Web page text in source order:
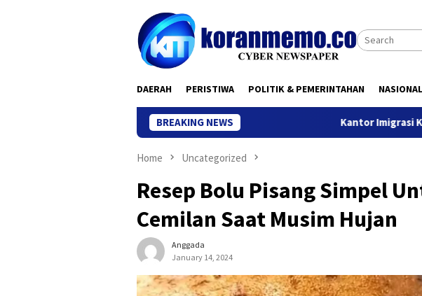
DAERAH PERISTIWA POLITIK & PEMERINTAHAN
BREAKING NEWS Kantor Imigrasi Kediri
Home Uncategorized
Resep Bolu Pisang Simpel
Cemilan Saat Musim Hujan
Anggada
January 14, 2024